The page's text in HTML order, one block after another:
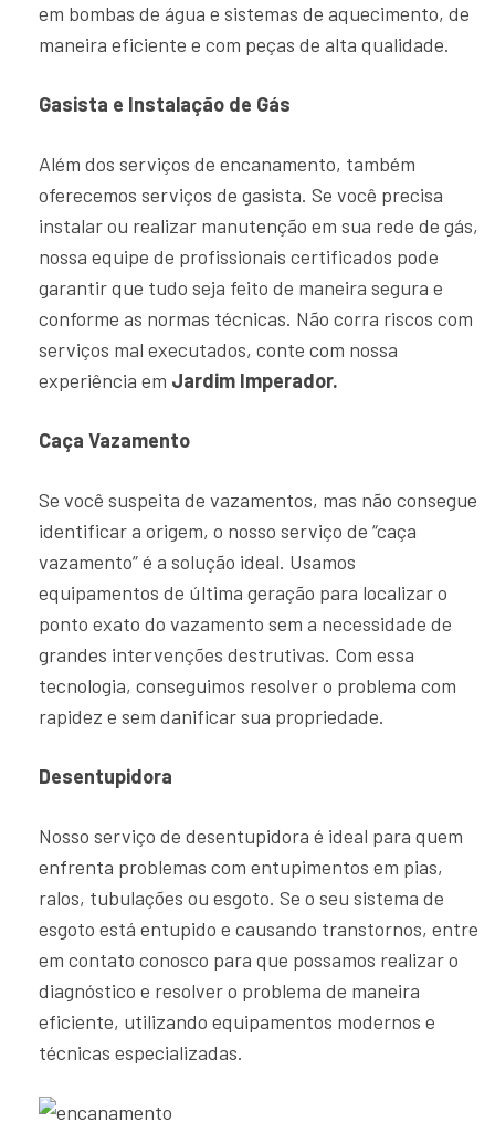
em bombas de água e sistemas de aquecimento, de
maneira eficiente e com peças de alta qualidade.
Gasista e Instalação de Gás
Além dos serviços de encanamento, também
oferecemos serviços de gasista. Se você precisa
instalar ou realizar manutenção em sua rede de gás,
nossa equipe de profissionais certificados pode
garantir que tudo seja feito de maneira segura e
conforme as normas técnicas. Não corra riscos com
serviços mal executados, conte com nossa
experiência em Jardim Imperador.
Caça Vazamento
Se você suspeita de vazamentos, mas não consegue
identificar a origem, o nosso serviço de “caça
vazamento” é a solução ideal. Usamos
equipamentos de última geração para localizar o
ponto exato do vazamento sem a necessidade de
grandes intervenções destrutivas. Com essa
tecnologia, conseguimos resolver o problema com
rapidez e sem danificar sua propriedade.
Desentupidora
Nosso serviço de desentupidora é ideal para quem
enfrenta problemas com entupimentos em pias,
ralos, tubulações ou esgoto. Se o seu sistema de
esgoto está entupido e causando transtornos, entre
em contato conosco para que possamos realizar o
diagnóstico e resolver o problema de maneira
eficiente, utilizando equipamentos modernos e
técnicas especializadas.